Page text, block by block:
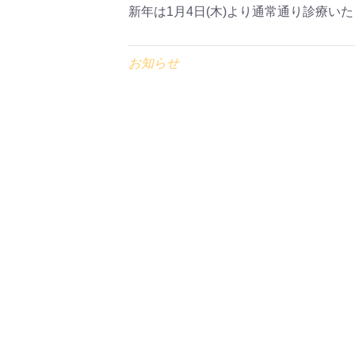
新年は1月4日(木)より通常通り診療いた
お知らせ